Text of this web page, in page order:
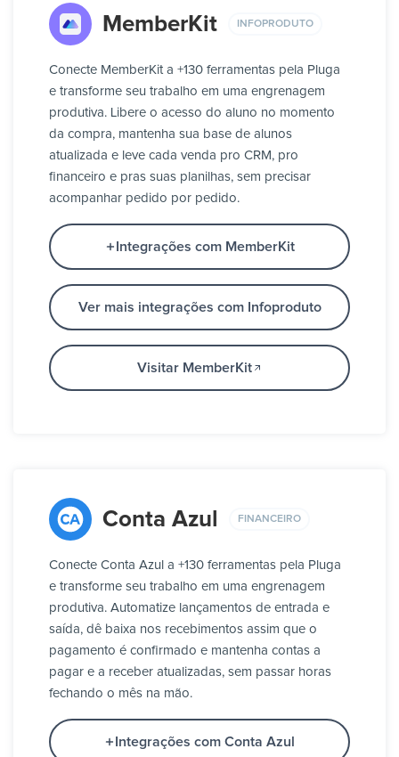
MemberKit INFOPRODUTO
Conecte MemberKit a +130 ferramentas pela Pluga
e transforme seu trabalho em uma engrenagem
produtiva. Libere o acesso do aluno no momento
da compra, mantenha sua base de alunos
atualizada e leve cada venda pro CRM, pro
financeiro e pras suas planilhas, sem precisar
acompanhar pedido por pedido.
Integrações com MemberKit
Ver mais integrações com Infoproduto
Visitar MemberKit
Conta Azul FINANCEIRO
Conecte Conta Azul a +130 ferramentas pela Pluga
e transforme seu trabalho em uma engrenagem
produtiva. Automatize lançamentos de entrada e
saída, dê baixa nos recebimentos assim que o
pagamento é confirmado e mantenha contas a
pagar e a receber atualizadas, sem passar horas
fechando o mês na mão.
Integrações com Conta Azul